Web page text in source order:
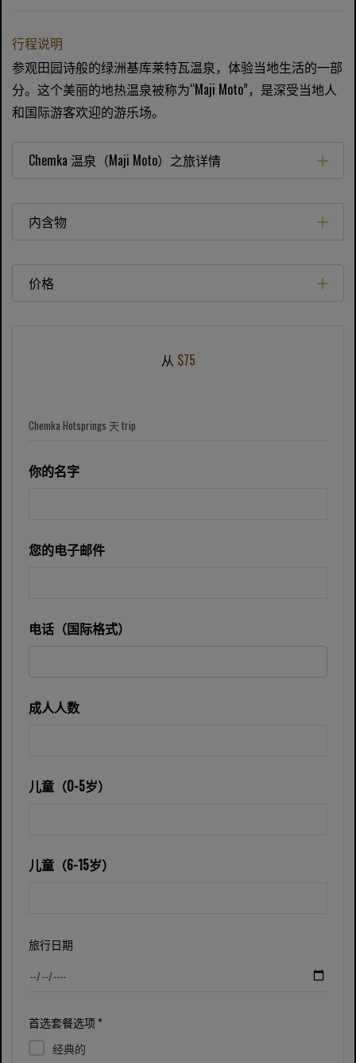
行程说明
参观田园诗般的绿洲基库莱特瓦温泉，体验当地生活的一部
分。这个美丽的地热温泉被称为“Maji Moto”，是深受当地人
和国际游客欢迎的游乐场。
Chemka 温泉（Maji Moto）之旅详情
内含物
价格
从 $75
你的名字
您的电子邮件
电话（国际格式）
成人人数
儿童（0-5岁）
儿童（6-15岁）
旅行日期
首选套餐选项 *
经典的